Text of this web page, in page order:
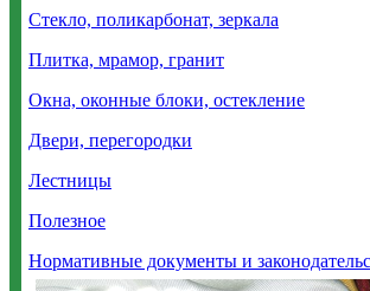
Стекло, поликарбонат, зеркала
Плитка, мрамор, гранит
Окна, оконные блоки, остекление
Двери, перегородки
Лестницы
Полезное
Нормативные документы и